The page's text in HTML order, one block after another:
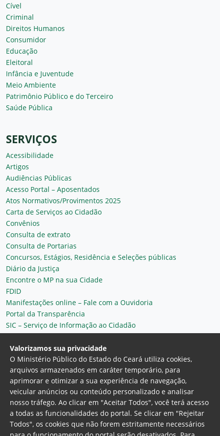
Cível
Criminal
Direitos Humanos
Consumidor
Educação
Eleitoral
Infância e Juventude
Meio Ambiente
Patrimônio Público e do Terceiro
Saúde Pública
SERVIÇOS
Acessibilidade
Artigos
Audiências Públicas
Acesso Portal – Aposentados
Atos Normativos/Provimentos 2025
Carta de Serviços ao Cidadão
Convênios
Consulta de extrato
Consulta de Portarias
Concursos, Estágios, Residência e Seleções públicas
Diário da Justiça
Encontre o MP na sua Cidade
FDID
Manifestações online – Fale com a Ouvidoria
Portal da Transparência
SIC – Serviço de Informação ao Cidadão
Plantão MP do Ceará
Secretaria Geral
Valorizamos sua privacidade
O Ministério Público do Estado do Ceará utiliza cookies,
arquivos armazenados em caráter temporário, para
aprimorar e otimizar a sua experiência de navegação,
veicular anúncios ou conteúdo personalizado e analisar
nosso tráfego. Ao clicar em "Aceitar Todos", você terá acesso
a todas as funcionalidades do portal. Se clicar em "Rejeitar
Todos", os cookies que não forem estritamente necessários